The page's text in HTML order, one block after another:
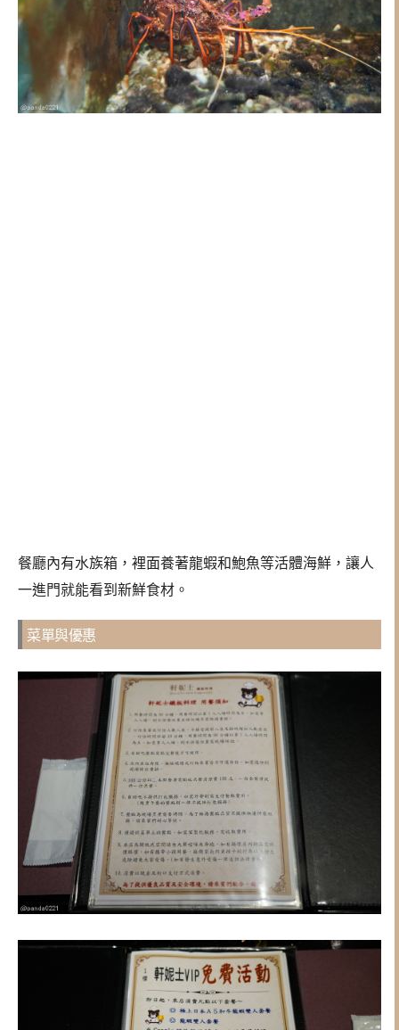
餐廳內有水族箱，裡面養著龍蝦和鮑魚等活體海鮮，讓人
一進門就能看到新鮮食材。
菜單與優惠